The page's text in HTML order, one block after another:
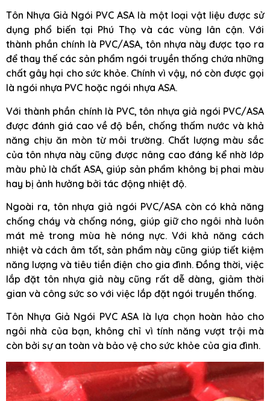
Tôn Nhựa Giả Ngói PVC ASA là một loại vật liệu được sử
dụng phổ biến tại Phú Thọ và các vùng lân cận. Với
thành phần chính là PVC/ASA, tôn nhựa này được tạo ra
để thay thế các sản phẩm ngói truyền thống chứa những
chất gây hại cho sức khỏe. Chính vì vậy, nó còn được gọi
là ngói nhựa PVC hoặc ngói nhựa ASA.
Với thành phần chính là PVC, tôn nhựa giả ngói PVC/ASA
được đánh giá cao về độ bền, chống thấm nước và khả
năng chịu ăn mòn từ môi trường. Chất lượng màu sắc
của tôn nhựa này cũng được nâng cao đáng kể nhờ lớp
màu phủ là chất ASA, giúp sản phẩm không bị phai màu
hay bị ảnh hưởng bởi tác động nhiệt độ.
Ngoài ra, tôn nhựa giả ngói PVC/ASA còn có khả năng
chống cháy và chống nóng, giúp giữ cho ngôi nhà luôn
mát mẻ trong mùa hè nóng nực. Với khả năng cách
nhiệt và cách âm tốt, sản phẩm này cũng giúp tiết kiệm
năng lượng và tiêu tiền điện cho gia đình. Đồng thời, việc
lắp đặt tôn nhựa giả này cũng rất dễ dàng, giảm thời
gian và công sức so với việc lắp đặt ngói truyền thống.
Tôn Nhựa Giả Ngói PVC ASA là lựa chọn hoàn hảo cho
ngôi nhà của bạn, không chỉ vì tính năng vượt trội mà
còn bởi sự an toàn và bảo vệ cho sức khỏe của gia đình.